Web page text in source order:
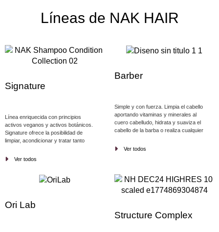
Líneas de NAK HAIR
Signature
Línea enriquecida con principios
activos veganos y activos botánicos.
Signature ofrece la posibilidad de
limpiar, acondicionar y tratar tanto
aportando cuidado y protección. Libre
Ver todos
Barber
Simple y con fuerza. Limpia el cabello
aportando vitaminas y minerales al
cuero cabelludo, hidrata y suaviza el
cabello de la barba o realiza cualquier
Ver todos
Ori Lab
Structure Complex